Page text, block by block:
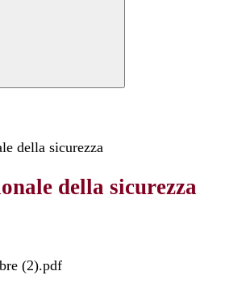
della sicurezza
della sicurezza
(2).pdf